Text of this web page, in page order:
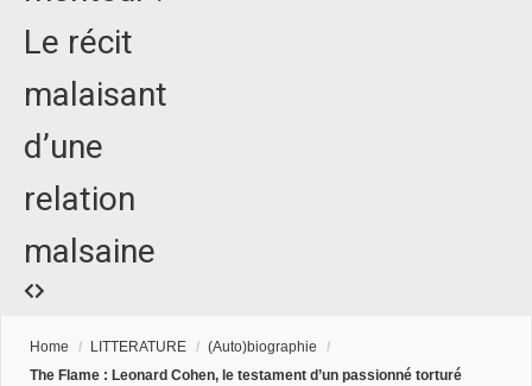
Le récit
malaisant
d’une
relation
malsaine
Home / LITTERATURE / (Auto)biographie
/
The Flame : Leonard Cohen, le testament d’un passionné torturé